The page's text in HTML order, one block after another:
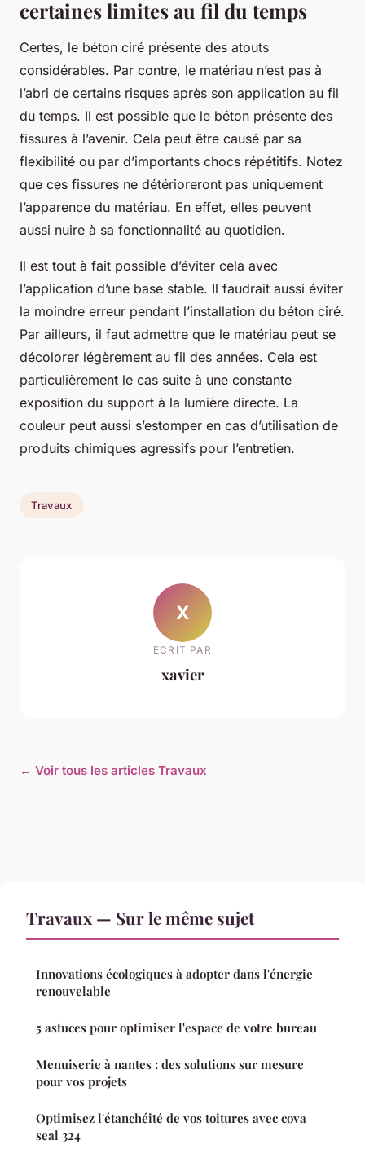
certaines limites au fil du temps
Certes, le béton ciré présente des atouts
considérables. Par contre, le matériau n’est pas à
l’abri de certains risques après son application au fil
du temps. Il est possible que le béton présente des
fissures à l’avenir. Cela peut être causé par sa
flexibilité ou par d’importants chocs répétitifs. Notez
que ces fissures ne détérioreront pas uniquement
l’apparence du matériau. En effet, elles peuvent
aussi nuire à sa fonctionnalité au quotidien.
Il est tout à fait possible d’éviter cela avec
l’application d’une base stable. Il faudrait aussi éviter
la moindre erreur pendant l’installation du béton ciré.
Par ailleurs, il faut admettre que le matériau peut se
décolorer légèrement au fil des années. Cela est
particulièrement le cas suite à une constante
exposition du support à la lumière directe. La
couleur peut aussi s’estomper en cas d’utilisation de
produits chimiques agressifs pour l’entretien.
Travaux
X
ECRIT PAR
xavier
← Voir tous les articles Travaux
Travaux — Sur le même sujet
Innovations écologiques à adopter dans l'énergie
renouvelable
5 astuces pour optimiser l'espace de votre bureau
Menuiserie à nantes : des solutions sur mesure
pour vos projets
Optimisez l'étanchéité de vos toitures avec cova
seal 324